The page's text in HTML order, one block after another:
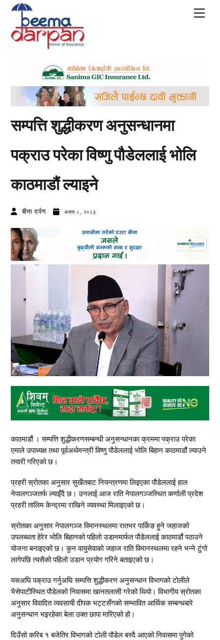
Skip
content
सम्पत्ति शुद्धीकरण अनुसन्धानमा
पक्राउ परेका विष्णु पौडेललाई भोलि
काठमाडौं ल्याइने
बीमा दर्पण असार ८, २०८३
काठमाडौं । सम्पत्ति शुद्धीकरणसम्बन्धी अनुसन्धानका क्रममा पक्राउ परेका
एमाले उपाध्यक्ष तथा पूर्वअर्थमन्त्री विष्णु पौडेललाई भोलि बिहान काठमाडौं ल्याउने
तयारी गरिएको छ।
प्रहरी स्रोतका अनुसार सुर्खेतबाट नियन्त्रणमा लिइएका पौडेललाई हाल
नेपालगञ्जतर्फ ल्याइँदै छ। उनलाई आज राति नेपालगञ्जस्थित कर्णाली प्रदेश
प्रहरी तालिम केन्द्रमा राखिने व्यवस्था मिलाइएको छ।
स्रोतका अनुसार नेपालगञ्ज विमानस्थलमा रातभर पार्किङ हुने जहाजको
उपलब्धता हेरेर भोलि बिहानको पहिलो उडानमार्फत पौडेललाई काठमाडौं पठाउने
योजना बनाइएको छ। कुन वायुसेवाको जहाज राति विमानस्थलमा रहने भन्ने टुंगो
लागेपछि त्यसैको पहिलो उडान प्रयोग गरिने बताइएको छ।
यसअघि पक्राउ गर्नुअघि सम्पत्ति शुद्धीकरण अनुसन्धान विभागको टोलीले
भैसेपाटीस्थित पौडेलको निवासमा खानतलासी गरेको थियो। विभागीय स्रोतका
अनुसार विवादित व्यवसायी दीपक भट्टसँगको सम्भावित आर्थिक सम्बन्धबारे
अनुसन्धान भइरहेका बेला उक्त छापा मारिएको हो।
दिउँसो करिब १ बजेतिर विभागको टोली पौडेल बस्दै आएको निवासमा पुगेको